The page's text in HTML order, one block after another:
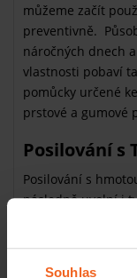
Souhlas
můžeme začít
preventivně.
náročných dnech
vlastnosti pobaví
pomůcky určené
prstové a gumové
Posilování s
Posilování s
následně uvolní i
využít